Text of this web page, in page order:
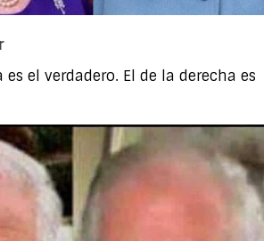
el verdadero. El de la derecha es